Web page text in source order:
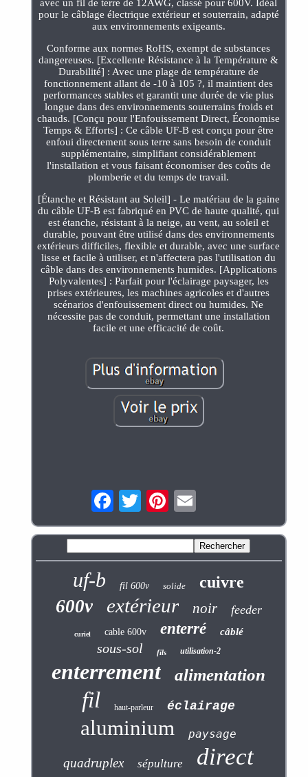
avec un fil de terre de 12AWG, classé pour 600V. Idéal
pour le câblage électrique extérieur et souterrain, adapté
aux environnements exigeants.
Conforme aux normes RoHS, exempt de substances
dangereuses. [Excellente Résistance à la Température &
Durabilité] : Avec une plage de température de
fonctionnement allant de -10 à 105 ?, il maintient des
performances stables et garantit une durée de vie plus
longue dans des environnements souterrains froids et
chauds. [Conçu pour l'Enfouissement Direct, Économise
Temps & Efforts] : Ce câble UF-B est conçu pour être
enfoui directement sous terre sans besoin de conduit
supplémentaire, simplifiant considérablement
l'installation et vous faisant économiser des coûts de
plomberie et du temps de travail.
[Étanche et Résistant au Soleil] - Le matériau de la gaine
du câble UF-B est fabriqué en PVC de haute qualité, qui
est étanche, résistant à la neige, au vent, au soleil et
durable, pouvant être utilisé dans des environnements
extérieurs difficiles, flexible et durable, avec une surface
lisse et facile à utiliser, et n'affectera pas l'utilisation du
câble dans des environnements humides. [Applications
Polyvalentes] : Parfait pour l'éclairage paysager, les
prises extérieures, les machines agricoles et d'autres
scénarios d'enfouissement direct ou humides. Ne
nécessite pas de conduit, permettant une installation
facile et une efficacité de coût.
uf-b fil 600v solide cuivre
600v extérieur noir feeder
curiel cable 600v enterré câblé
sous-sol fils utilisation-2
enterrement alimentation
fil haut-parleur éclairage
aluminium paysage
quadruplex sépulture direct